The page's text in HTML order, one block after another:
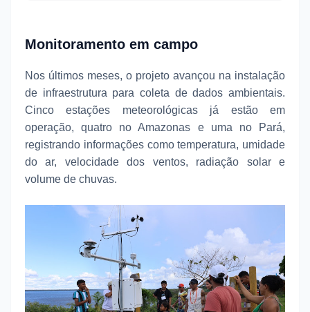
Monitoramento em campo
Nos últimos meses, o projeto avançou na instalação
de infraestrutura para coleta de dados ambientais.
Cinco estações meteorológicas já estão em
operação, quatro no Amazonas e uma no Pará,
registrando informações como temperatura, umidade
do ar, velocidade dos ventos, radiação solar e
volume de chuvas.